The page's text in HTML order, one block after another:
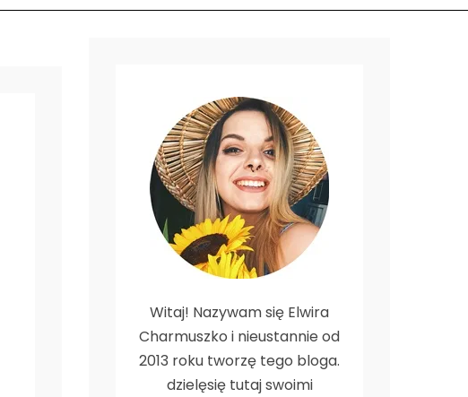
Witaj! Nazywam się Elwira
Charmuszko i nieustannie od
2013 roku tworzę tego bloga.
dzielęsię tutaj swoimi